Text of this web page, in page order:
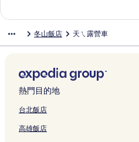
連
結
結
結
結
b
a
k
e
s
o
的
a
的
連
結
l
的
連
結
連
結
e
&
B
的
連
連
結
r
n
B
&
B
連
s
s
t
e
l
的
a
結
o
l
y
的
連
的
連
B
d
i
a
n
u
l
的
連
結
y
a
n
的
連
冬山飯店 天ㄟ露營車
熱門目的地
台北飯店
高雄飯店